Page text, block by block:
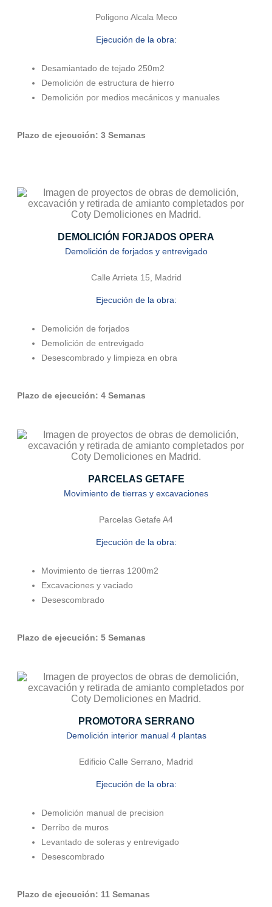
Poligono Alcala Meco
Ejecución de la obra:
Desamiantado de tejado 250m2
Demolición de estructura de hierro
Demolición por medios mecánicos y manuales
Plazo de ejecución: 3 Semanas
DEMOLICIÓN FORJADOS OPERA
Demolición de forjados y entrevigado
Calle Arrieta 15, Madrid
Ejecución de la obra:
Demolición de forjados
Demolición de entrevigado
Desescombrado y limpieza en obra
Plazo de ejecución: 4 Semanas
PARCELAS GETAFE
Movimiento de tierras y excavaciones
Parcelas Getafe A4
Ejecución de la obra:
Movimiento de tierras 1200m2
Excavaciones y vaciado
Desescombrado
Plazo de ejecución: 5 Semanas
PROMOTORA SERRANO
Demolición interior manual 4 plantas
Edificio Calle Serrano, Madrid
Ejecución de la obra:
Demolición manual de precision
Derribo de muros
Levantado de soleras y entrevigado
Desescombrado
Plazo de ejecución: 11 Semanas